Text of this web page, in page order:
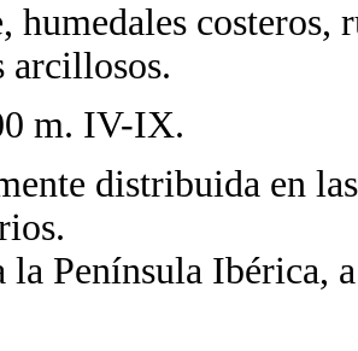
humedales
arcillosos.
m. IV-IX.
distribuida en
la Península Ibérica,